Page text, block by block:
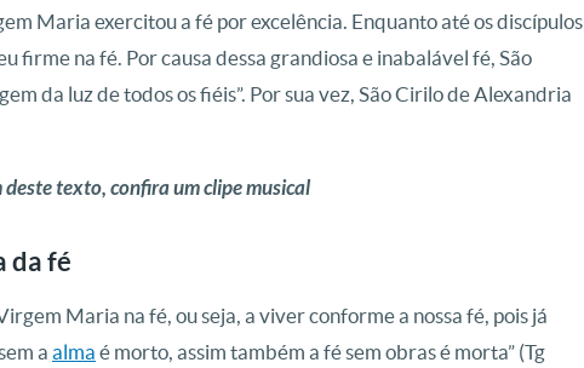
Maria exercitou a fé por excelência. Enquanto até os discípulos
firme na fé. Por causa dessa grandiosa e inabalável fé, São
da luz de todos os fiéis”. Por sua vez, São Cirilo de Alexandria
deste texto, confira um clipe musical
da fé
Maria na fé, ou seja, a viver conforme a nossa fé, pois já
a alma é morto, assim também a fé sem obras é morta” (Tg
R$ 42,41